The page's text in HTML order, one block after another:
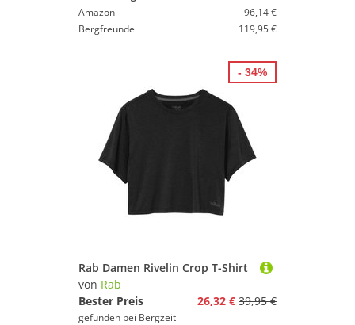
Amazon
96,14 €
Bergfreunde
119,95 €
Rab Damen Rivelin Crop T-Shirt
von Rab
Bester Preis
26,32 € 39,95 €
gefunden bei Bergzeit
- 34%